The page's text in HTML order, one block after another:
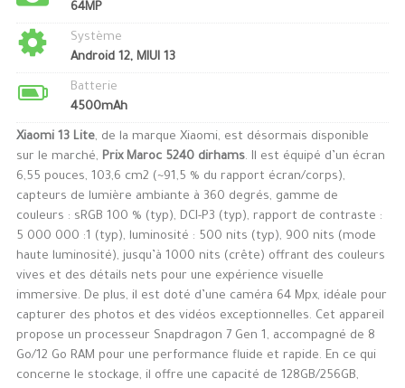
64MP
Système
Android 12, MIUI 13
Batterie
4500mAh
Xiaomi 13 Lite, de la marque Xiaomi, est désormais disponible
sur le marché, Prix Maroc 5240 dirhams. Il est équipé d’un écran
6,55 pouces, 103,6 cm2 (~91,5 % du rapport écran/corps),
capteurs de lumière ambiante à 360 degrés, gamme de
couleurs : sRGB 100 % (typ), DCI-P3 (typ), rapport de contraste :
5 000 000 :1 (typ), luminosité : 500 nits (typ), 900 nits (mode
haute luminosité), jusqu’à 1000 nits (crête) offrant des couleurs
vives et des détails nets pour une expérience visuelle
immersive. De plus, il est doté d’une caméra 64 Mpx, idéale pour
capturer des photos et des vidéos exceptionnelles. Cet appareil
propose un processeur Snapdragon 7 Gen 1, accompagné de 8
Go/12 Go RAM pour une performance fluide et rapide. En ce qui
concerne le stockage, il offre une capacité de 128GB/256GB,